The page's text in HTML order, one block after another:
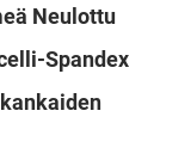
Neulottu
Spandex